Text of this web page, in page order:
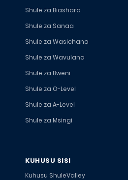
Shule za Biashara
Shule za Sanaa
Shule za Wasichana
Shule za Wavulana
Shule za Bweni
Shule za O-Level
Shule za A-Level
Shule za Msingi
KUHUSU SISI
Kuhusu ShuleValley